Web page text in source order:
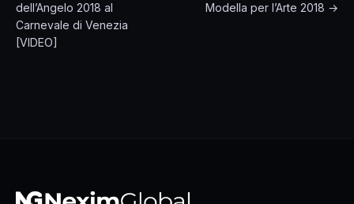
dell’Angelo 2018 al
Carnevale di Venezia
[VIDEO]
Modella per l’Arte 2018 →